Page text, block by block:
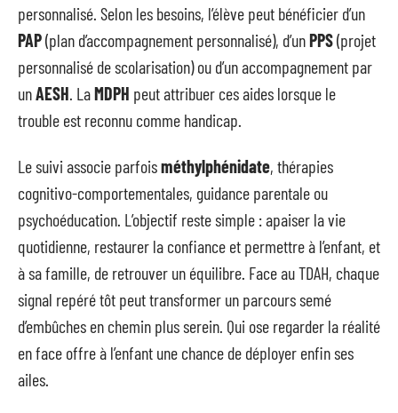
personnalisé. Selon les besoins, l’élève peut bénéficier d’un
PAP(plan d’accompagnement personnalisé), d’unPPS(projet
personnalisé de scolarisation) ou d’un accompagnement par
unAESH . LaMDPH peut attribuer ces aides lorsque le
trouble est reconnu comme handicap.
Le suivi associe parfoisméthylphénidate, thérapies
cognitivo-comportementales, guidance parentale ou
psychoéducation. L’objectif reste simple : apaiser la vie
quotidienne, restaurer la confiance et permettre à l’enfant, et
à sa famille, de retrouver un équilibre. Face au TDAH, chaque
signal repéré tôt peut transformer un parcours semé
d’embûches en chemin plus serein. Qui ose regarder la réalité
en face offre à l’enfant une chance de déployer enfin ses
ailes.